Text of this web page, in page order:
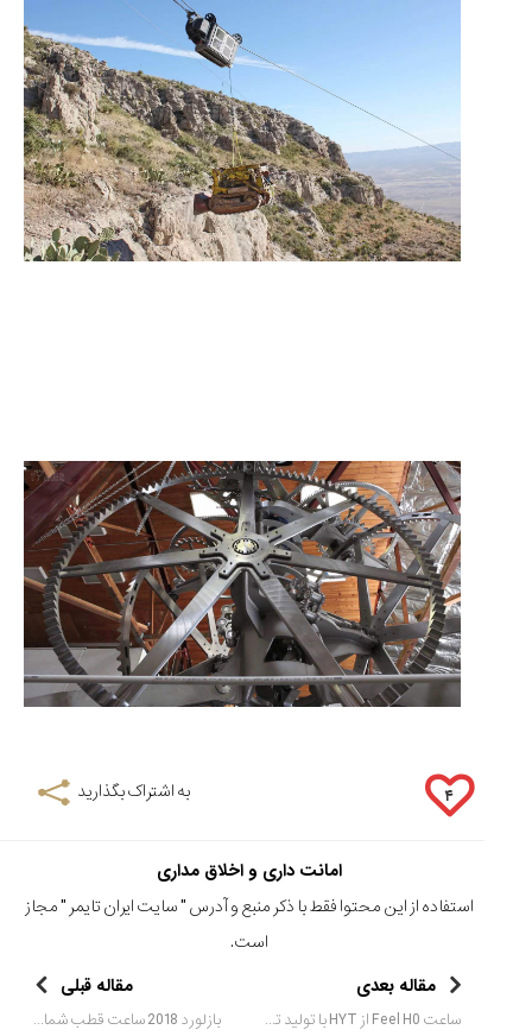
۴ به اشتراک بگذارید
امانت داری و اخلاق مداری
استفاده از این محتوا فقط با ذکر منبع و آدرس "سایت ایران تایمر " مجاز
است.
مقاله بعدی
ساعت Feel H0 از HYT با تولید تنها 5 عدد
مقاله قبلی
بازلورد 2018 ساعت قطب شمال از ادوکس (EDOX N-POLE 42.195)